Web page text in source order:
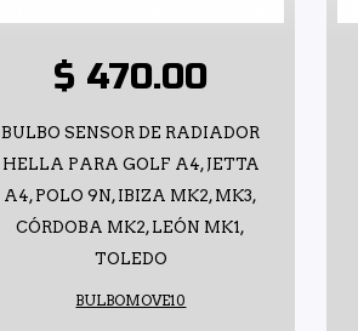
$ 470.00
BULBO SENSOR DE RADIADOR
HELLA PARA GOLF A4, JETTA
A4, POLO 9N, IBIZA MK2, MK3,
CÓRDOBA MK2, LEÓN MK1,
TOLEDO
BULBOMOVE10